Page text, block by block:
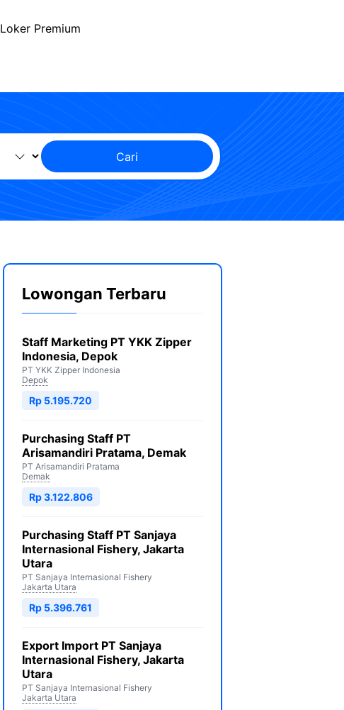
Loker Premium
Cari
Lowongan Terbaru
Staff Marketing PT YKK Zipper
Indonesia, Depok
PT YKK Zipper Indonesia
Depok
Rp 5.195.720
Purchasing Staff PT
Arisamandiri Pratama, Demak
PT Arisamandiri Pratama
Demak
Rp 3.122.806
Purchasing Staff PT Sanjaya
Internasional Fishery, Jakarta
Utara
PT Sanjaya Internasional Fishery
Jakarta Utara
Rp 5.396.761
Export Import PT Sanjaya
Internasional Fishery, Jakarta
Utara
PT Sanjaya Internasional Fishery
Jakarta Utara